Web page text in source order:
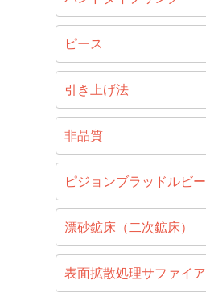
ピース
引き上げ法
非晶質
ピジョンブラッドルビー
漂砂鉱床（二次鉱床）
表面拡散処理サファイア